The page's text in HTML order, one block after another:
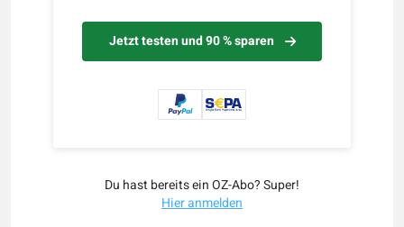
Jetzt testen und 90 % sparen
Du hast bereits ein OZ-Abo? Super!
Hier anmelden